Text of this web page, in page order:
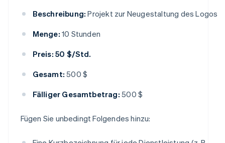
Beschreibung: Projekt zur Neugestaltung des Logos
Menge: 10 Stunden
Preis: 50 $/Std.
Gesamt: 500 $
Fälliger Gesamtbetrag: 500 $
Fügen Sie unbedingt Folgendes hinzu: